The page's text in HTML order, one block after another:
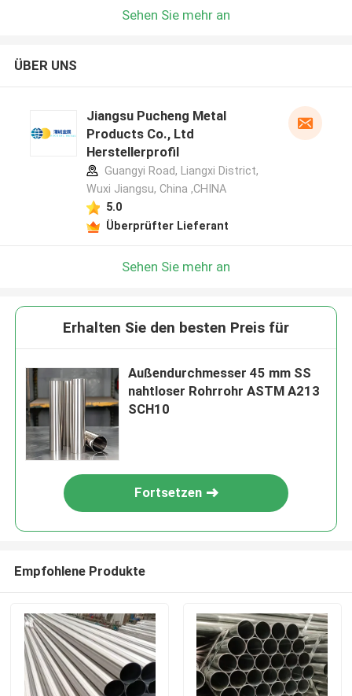
Sehen Sie mehr an
ÜBER UNS
Jiangsu Pucheng Metal
Products Co., Ltd
Herstellerprofil
Guangyi Road, Liangxi District,
Wuxi Jiangsu, China ,CHINA
5.0
Überprüfter Lieferant
Sehen Sie mehr an
Erhalten Sie den besten Preis für
Außendurchmesser 45 mm SS
nahtloser Rohrrohr ASTM A213
SCH10
Fortsetzen
Empfohlene Produkte